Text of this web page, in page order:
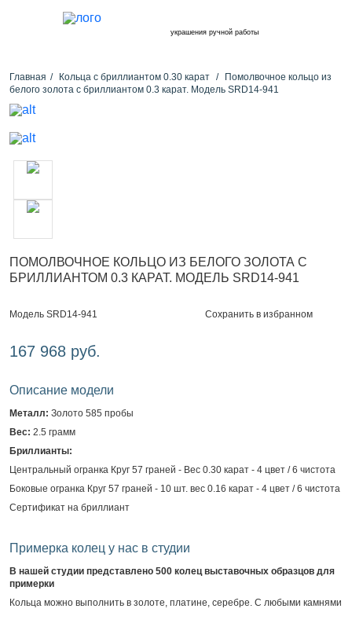
украшения ручной работы
Главная Кольца с бриллиантом 0.30 карат
Помолвочное кольцо из
белого золота с бриллиантом 0.3 карат. Модель SRD14-941
ПОМОЛВОЧНОЕ КОЛЬЦО ИЗ БЕЛОГО ЗОЛОТА С
БРИЛЛИАНТОМ 0.3 КАРАТ. МОДЕЛЬ SRD14-941
Модель SRD14-941 Сохранить в избранном
167 968 руб.
Описание модели
Металл: Золото 585 пробы
Вес: 2.5 грамм
Бриллианты:
Центральный огранка Круг 57 граней - Вес 0.30 карат - 4 цвет / 6 чистота
Боковые огранка Круг 57 граней - 10 шт. вес 0.16 карат - 4 цвет / 6 чистота
Сертификат на бриллиант
Примерка колец у нас в студии
В нашей студии представлено 500 колец выставочных образцов для
примерки
Кольца можно выполнить в золоте, платине, серебре. С любыми камнями